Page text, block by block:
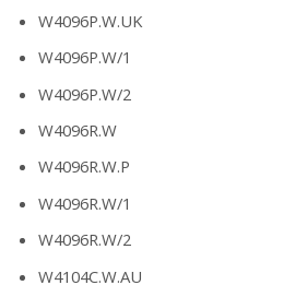
W4096P.W.UK
W4096P.W/1
W4096P.W/2
W4096R.W
W4096R.W.P
W4096R.W/1
W4096R.W/2
W4104C.W.AU